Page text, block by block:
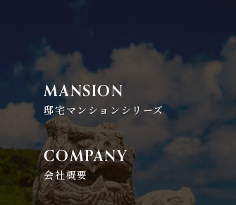
MANSION
邸宅マンションシリーズ
COMPANY
会社概要